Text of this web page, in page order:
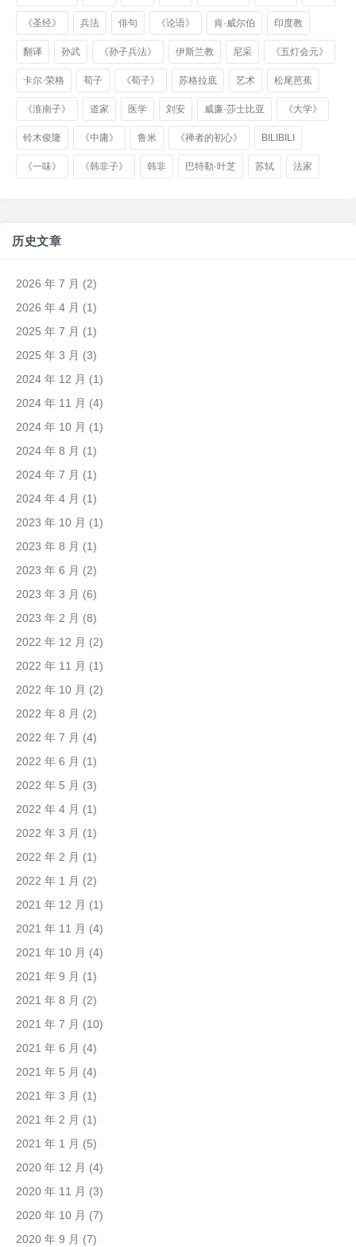
《圣经》 兵法 俳句 《论语》 肯·威尔伯 印度教
翻译 孙武 《孙子兵法》 伊斯兰教 尼采 《五灯会元》
卡尔·荣格 荀子 《荀子》 苏格拉底 艺术 松尾芭蕉
《淮南子》 道家 医学 刘安 威廉·莎士比亚 《大学》
铃木俊隆 《中庸》 鲁米 《禅者的初心》 BILIBILI
《一味》 《韩非子》 韩非 巴特勒·叶芝 苏轼 法家
历史文章
2026 年 7 月 (2)
2026 年 4 月 (1)
2025 年 7 月 (1)
2025 年 3 月 (3)
2024 年 12 月 (1)
2024 年 11 月 (4)
2024 年 10 月 (1)
2024 年 8 月 (1)
2024 年 7 月 (1)
2024 年 4 月 (1)
2023 年 10 月 (1)
2023 年 8 月 (1)
2023 年 6 月 (2)
2023 年 3 月 (6)
2023 年 2 月 (8)
2022 年 12 月 (2)
2022 年 11 月 (1)
2022 年 10 月 (2)
2022 年 8 月 (2)
2022 年 7 月 (4)
2022 年 6 月 (1)
2022 年 5 月 (3)
2022 年 4 月 (1)
2022 年 3 月 (1)
2022 年 2 月 (1)
2022 年 1 月 (2)
2021 年 12 月 (1)
2021 年 11 月 (4)
2021 年 10 月 (4)
2021 年 9 月 (1)
2021 年 8 月 (2)
2021 年 7 月 (10)
2021 年 6 月 (4)
2021 年 5 月 (4)
2021 年 3 月 (1)
2021 年 2 月 (1)
2021 年 1 月 (5)
2020 年 12 月 (4)
2020 年 11 月 (3)
2020 年 10 月 (7)
2020 年 9 月 (7)